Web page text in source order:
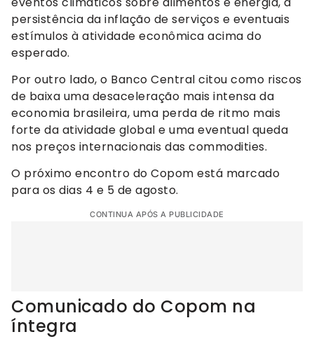
persistência da inflação de serviços e eventuais
estímulos à atividade econômica acima do
esperado.
Por outro lado, o Banco Central citou como riscos
de baixa uma desaceleração mais intensa da
economia brasileira, uma perda de ritmo mais
forte da atividade global e uma eventual queda
nos preços internacionais das commodities.
O próximo encontro do Copom está marcado
para os dias 4 e 5 de agosto.
CONTINUA APÓS A PUBLICIDADE
Comunicado do Copom na
íntegra